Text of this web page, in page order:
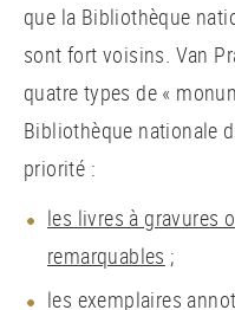
que la Bibliothèque
sont fort voisins. Van
quatre types de «
Bibliothèque nationale
priorité :
les livres à gravures
remarquables ;
les exemplaires